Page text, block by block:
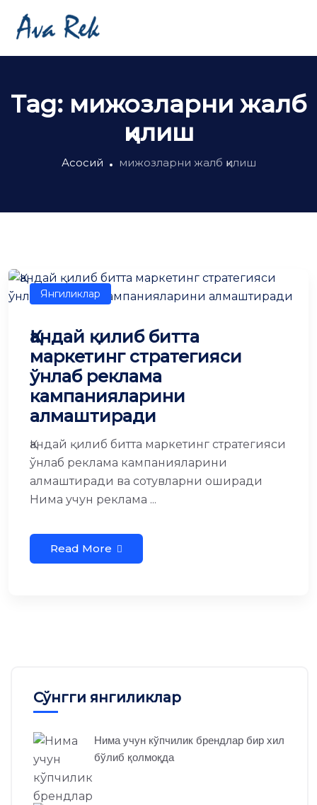
Tag: мижозларни жалб
қилиш
Асосий мижозларни жалб қилиш
Янгиликлар
Қандай қилиб битта
маркетинг стратегияси
ўнлаб реклама
кампанияларини
алмаштиради
Қандай қилиб битта маркетинг стратегияси
ўнлаб реклама кампанияларини
алмаштиради ва сотувларни оширади
Нима учун реклама ...
Read More
Сўнгги янгиликлар
Нима учун кўпчилик брендлар бир хил
бўлиб қолмоқда